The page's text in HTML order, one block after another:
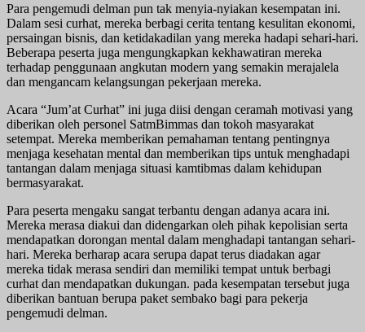
Para pengemudi delman pun tak menyia-nyiakan kesempatan ini.
Dalam sesi curhat, mereka berbagi cerita tentang kesulitan ekonomi,
persaingan bisnis, dan ketidakadilan yang mereka hadapi sehari-hari.
Beberapa peserta juga mengungkapkan kekhawatiran mereka
terhadap penggunaan angkutan modern yang semakin merajalela
dan mengancam kelangsungan pekerjaan mereka.
Acara “Jum’at Curhat” ini juga diisi dengan ceramah motivasi yang
diberikan oleh personel SatmBimmas dan tokoh masyarakat
setempat. Mereka memberikan pemahaman tentang pentingnya
menjaga kesehatan mental dan memberikan tips untuk menghadapi
tantangan dalam menjaga situasi kamtibmas dalam kehidupan
bermasyarakat.
Para peserta mengaku sangat terbantu dengan adanya acara ini.
Mereka merasa diakui dan didengarkan oleh pihak kepolisian serta
mendapatkan dorongan mental dalam menghadapi tantangan sehari-
hari. Mereka berharap acara serupa dapat terus diadakan agar
mereka tidak merasa sendiri dan memiliki tempat untuk berbagi
curhat dan mendapatkan dukungan. pada kesempatan tersebut juga
diberikan bantuan berupa paket sembako bagi para pekerja
pengemudi delman.